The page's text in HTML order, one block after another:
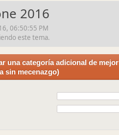
2016
06:50:55 PM
este tema.
una categoría adicional de
sin mecenazgo)